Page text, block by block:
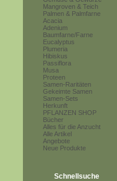
Mangroven & Teich
Palmen & Palmfarne
Acacia
Adenium
Baumfarne/Farne
Eucalyptus
Plumeria
Hibiskus
Passiflora
Musa
Proteen
Samen-Raritäten
Gekeimte Samen
Samen-Sets
Herkunft
PFLANZEN SHOP
Bücher
Alles für die Anzucht
Alle Artikel
Angebote
Neue Produkte
Schnellsuche